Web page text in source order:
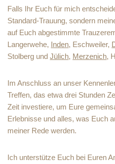
Falls Ihr Euch für mich
Standard-Trauung, sondern
auf Euch abgestimmte
Langerwehe, Inden, Eschweiler,
Stolberg und Jülich, Merzenich,
Im Anschluss an unser
Treffen, das etwa drei Stunden
Zeit investiere, um Eure
Erlebnisse und alles, was Euch
meiner Rede werden.
Ich unterstütze Euch bei Euren